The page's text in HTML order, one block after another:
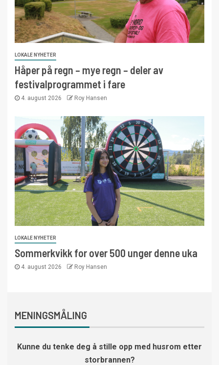
LOKALE NYHETER
Håper på regn – mye regn – deler av
festivalprogrammet i fare
4. august 2026 Roy Hansen
LOKALE NYHETER
Sommerkvikk for over 500 unger denne uka
4. august 2026 Roy Hansen
MENINGSMÅLING
Kunne du tenke deg å stille opp med husrom etter
storbrannen?